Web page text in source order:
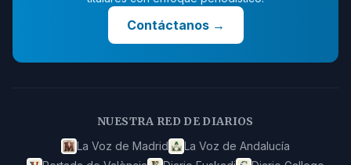
Contáctanos→
NUESTRA RED DE DIARIOS
La Voz de Madrid
La Voz de Andalucía